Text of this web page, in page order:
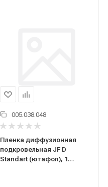
005.038.048
Пленка диффузионная
подкровельная JF D
Standart (ютафол), 1